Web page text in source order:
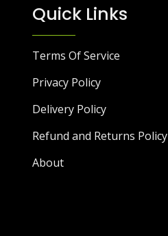
Quick Links
Terms Of Service
Privacy Policy
Delivery Policy
Refund and Returns Policy
About